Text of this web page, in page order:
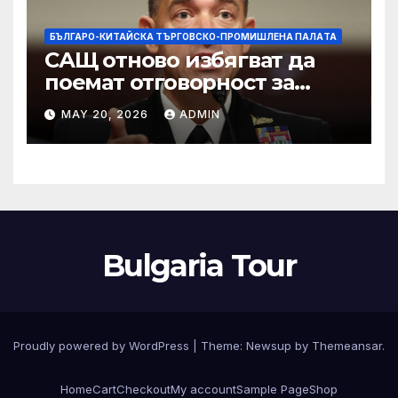
БЪЛГАРО-КИТАЙСКА ТЪРГОВСКО-ПРОМИШЛЕНА ПАЛAТА
САЩ отново избягват да
поемат отговорност за
нападението в училище в
Иран, при което загинаха
155 души
MAY 20, 2026 ADMIN
Bulgaria Tour
Proudly powered by WordPress Theme: Newsup by Themeansar.
HomeCartCheckoutMy accountSample PageShop